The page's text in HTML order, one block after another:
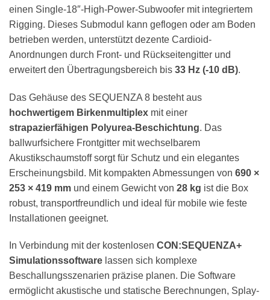
einen Single-18″-High-Power-Subwoofer mit integriertem
Rigging. Dieses Submodul kann geflogen oder am Boden
betrieben werden, unterstützt dezente Cardioid-
Anordnungen durch Front- und Rückseitengitter und
erweitert den Übertragungsbereich bis 33 Hz (-10 dB).
Das Gehäuse des SEQUENZA 8 besteht aus
hochwertigem Birkenmultiplex mit einer
strapazierfähigen Polyurea-Beschichtung. Das
ballwurfsichere Frontgitter mit wechselbarem
Akustikschaumstoff sorgt für Schutz und ein elegantes
Erscheinungsbild. Mit kompakten Abmessungen von 690 ×
253 × 419 mm und einem Gewicht von 28 kg ist die Box
robust, transportfreundlich und ideal für mobile wie feste
Installationen geeignet.
In Verbindung mit der kostenlosen CON:SEQUENZA+
Simulationssoftware lassen sich komplexe
Beschallungsszenarien präzise planen. Die Software
ermöglicht akustische und statische Berechnungen, Splay-